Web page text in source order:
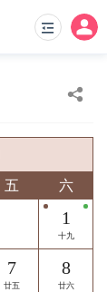
五 六
1
十九
7
廿五
8
廿六